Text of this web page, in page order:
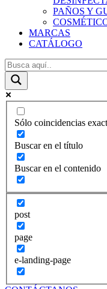
PAÑOS Y
MARCAS
CATÁLOGO
Sólo coincidencias
Buscar en el título
Buscar en el contenido
post
page
e-landing-page